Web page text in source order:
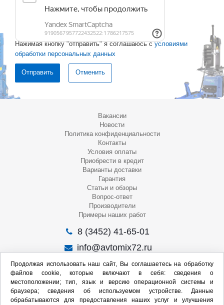
Нажимая кнопку "отправить" я соглашаюсь с условиями
обработки персональных данных
Отменить
Вакансии
Новости
Политика конфиденциальности
Контакты
Условия оплаты
Приобрести в кредит
Варианты доставки
Гарантия
Статьи и обзоры
Вопрос-ответ
Производители
Примеры наших работ
8 (3452) 41-65-01
info@avtomix72.ru
г. Тюмень, ул. 50 лет Октября, 120
Пн-Пт
: 09:00 – 19:00
Сб: 10:00 – 17:00
Вс: Выходной
Продолжая использовать наш сайт, Вы соглашаетесь на обработку
файлов cookie, которые включают в себя: сведения о
местоположении; тип, язык и версию операционной системы и
браузера; сведения об используемом устройстве. Данные
обрабатываются для предоставления наших услуг и улучшения